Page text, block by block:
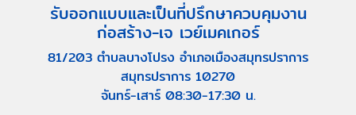
รับออกแบบและเป็นที่ปรึกษาควบคุมงาน
ก่อสร้าง-เจ เวย์เมคเกอร์
81/203 ตำบลบางโปรง อำเภอเมืองสมุทรปราการ
สมุทรปราการ 10270
จันทร์-เสาร์ 08:30-17:30 น.